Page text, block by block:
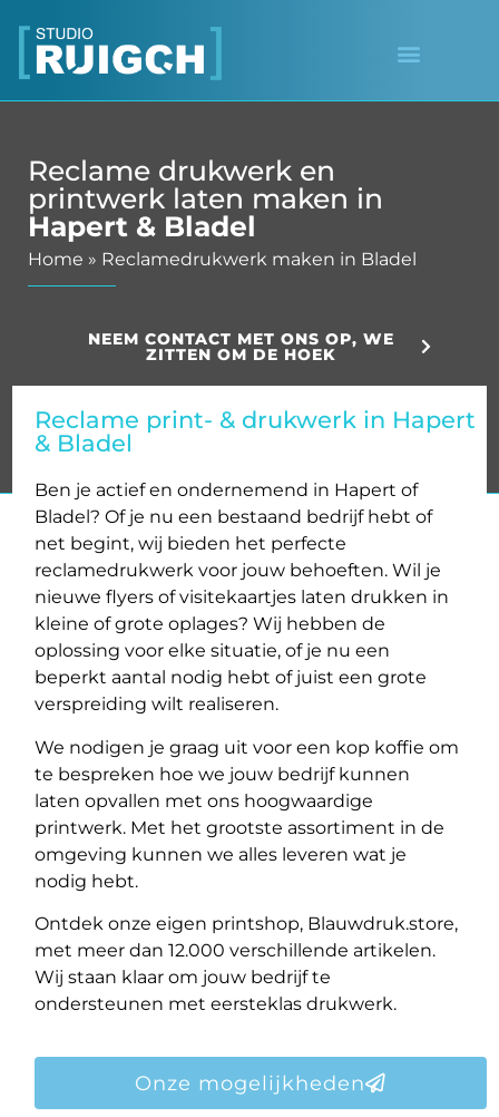
Reclame drukwerk en
printwerk laten maken in
Hapert & Bladel
Home » Reclamedrukwerk maken in Bladel
NEEM CONTACT MET ONS OP, WE
ZITTEN OM DE HOEK
Reclame print- & drukwerk in Hapert
& Bladel
Ben je actief en ondernemend in Hapert of
Bladel? Of je nu een bestaand bedrijf hebt of
net begint, wij bieden het perfecte
reclamedrukwerk voor jouw behoeften. Wil je
nieuwe flyers of visitekaartjes laten drukken in
kleine of grote oplages? Wij hebben de
oplossing voor elke situatie, of je nu een
beperkt aantal nodig hebt of juist een grote
verspreiding wilt realiseren.
We nodigen je graag uit voor een kop koffie om
te bespreken hoe we jouw bedrijf kunnen
laten opvallen met ons hoogwaardige
printwerk. Met het grootste assortiment in de
omgeving kunnen we alles leveren wat je
nodig hebt.
Ontdek onze eigen printshop, Blauwdruk.store,
met meer dan 12.000 verschillende artikelen.
Wij staan klaar om jouw bedrijf te
ondersteunen met eersteklas drukwerk.
Onze mogelijkheden